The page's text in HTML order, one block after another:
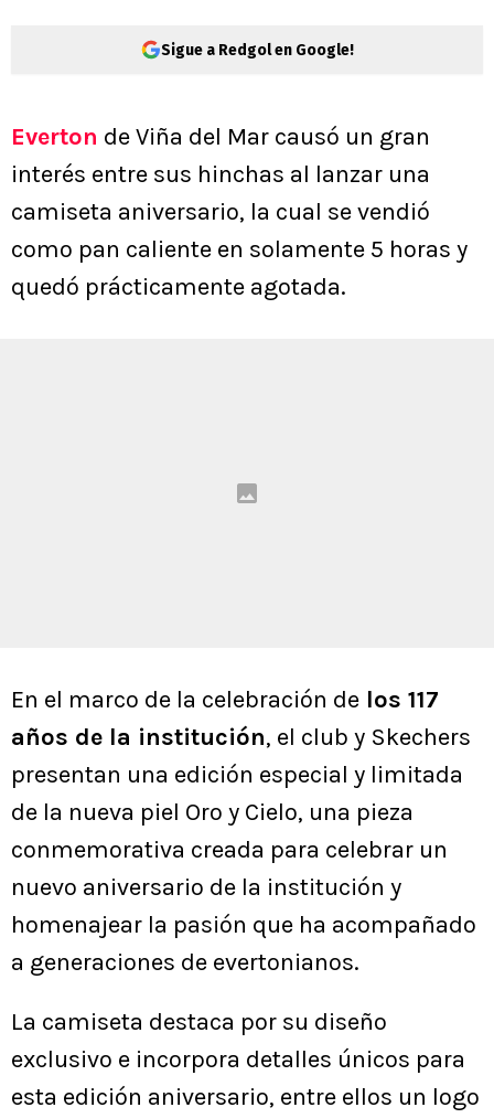
Sigue a Redgol en Google!
Everton de Viña del Mar causó un gran
interés entre sus hinchas al lanzar una
camiseta aniversario, la cual se vendió
como pan caliente en solamente 5 horas y
quedó prácticamente agotada.
En el marco de la celebración de los 117
años de la institución, el club y Skechers
presentan una edición especial y limitada
de la nueva piel Oro y Cielo, una pieza
conmemorativa creada para celebrar un
nuevo aniversario de la institución y
homenajear la pasión que ha acompañado
a generaciones de evertonianos.
La camiseta destaca por su diseño
exclusivo e incorpora detalles únicos para
esta edición aniversario, entre ellos un logo